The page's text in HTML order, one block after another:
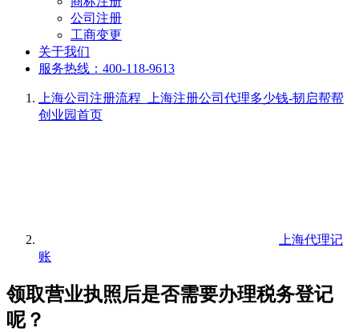
公司注册
工商变更
关于我们
服务热线：400-118-9613
上海公司注册流程_上海注册公司代理多少钱-韧启帮帮
创业园首页
上海代理记
账
领取营业执照后是否需要办理税务登记
呢？